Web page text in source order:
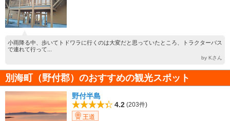
小雨降る中、歩いてトドワラに行くのは大変だと思っていたところ、トラクターバス
で連れて行って...
by Kさん
別海町（野付郡）のおすすめの観光スポット
野付半島
4.2 (203件)
王道